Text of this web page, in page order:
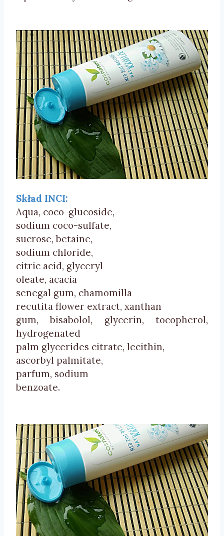
Skład INCI:
Aqua, coco-glucoside,
sodium coco-sulfate,
sucrose,betaine,
sodium chloride,
citric acid, glyceryl
oleate, acacia
senegal gum, chamomilla
recutita flower extract, xanthan
gum, bisabolol, glycerin,tocopherol,
hydrogenated
palm glycerides citrate, lecithin,
ascorbyl palmitate,
parfum, sodium
benzoate.